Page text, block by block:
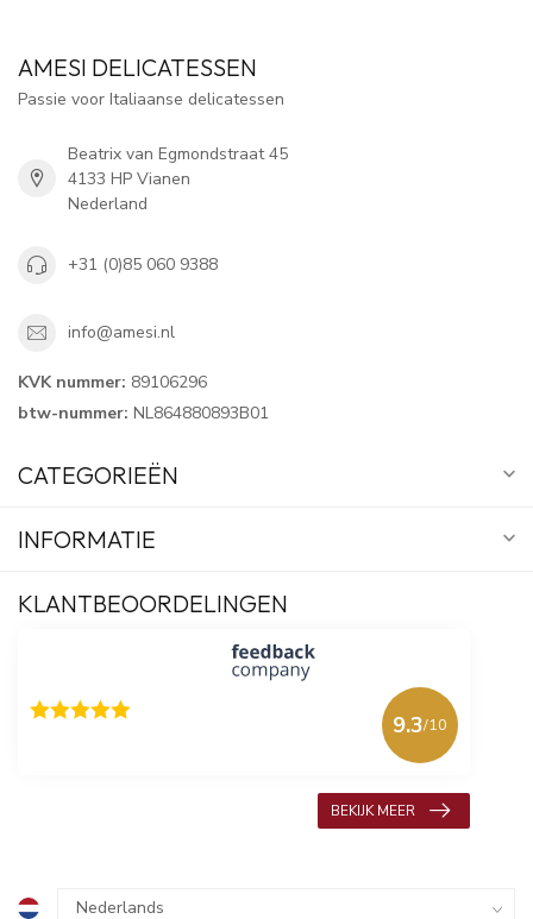
AMESI DELICATESSEN
Passie voor Italiaanse delicatessen
Beatrix van Egmondstraat 45
4133 HP Vianen
Nederland
+31 (0)85 060 9388
info@amesi.nl
KVK nummer: 89106296
btw-nummer: NL864880893B01
CATEGORIEËN
INFORMATIE
KLANTBEOORDELINGEN
9.3/10
BEKIJK MEER